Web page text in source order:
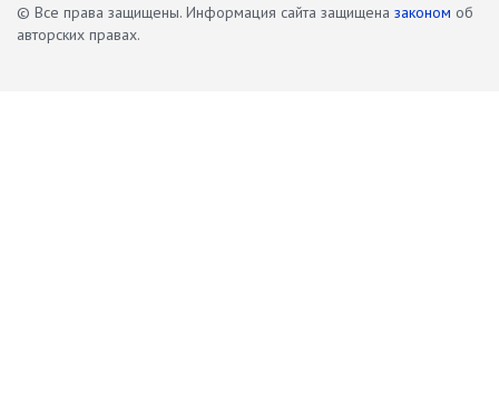
© Все права защищены. Информация сайта защищена законом об
авторских правах.